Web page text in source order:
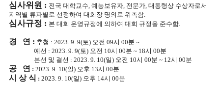
심사위원 : 전국 대학교수, 예능보유자, 전문가, 대통령상 수상자로서
지역별 류파별로 선정하여 대회장 명의로 위촉함.
심사규정 : 본 대회 운영규정에 의하여 대회 규정을 준수함.
경 연 : 추첨 : 2023. 9. 9(토) 오전 09시 00분 ~
예선 : 2023. 9. 9(토) 오전 10시 00분 ~ 18시 00분
본선 및 결선 : 2023. 9. 10(일) 오전 10시 00분 ~ 12시 00분
공 연 : 2023. 9. 10(일) 오후 13시 00분
시 상 식 : 2023. 9. 10(일) 오후 14시 00분